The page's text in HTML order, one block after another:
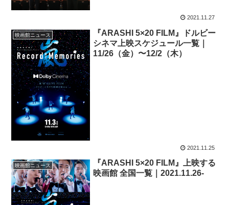
2021.11.27
映画館ニュース
『ARASHI 5×20 FILM』ドルビー
シネマ上映スケジュール一覧｜
11/26（金）〜12/2（木）
2021.11.25
映画館ニュース
『ARASHI 5×20 FILM』上映する
映画館 全国一覧｜2021.11.26-